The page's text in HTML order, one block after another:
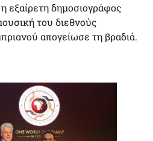
εξαίρετη δημοσιογράφος
του διεθνούς
απογείωσε τη βραδιά.